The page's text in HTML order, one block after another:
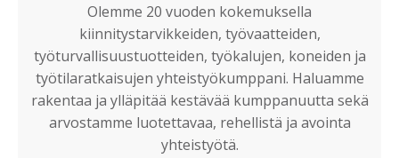
Olemme 20 vuoden kokemuksella
kiinnitystarvikkeiden, työvaatteiden,
työturvallisuustuotteiden, työkalujen, koneiden ja
työtilaratkaisujen yhteistyökumppani. Haluamme
rakentaa ja ylläpitää kestävää kumppanuutta sekä
arvostamme luotettavaa, rehellistä ja avointa
yhteistyötä.